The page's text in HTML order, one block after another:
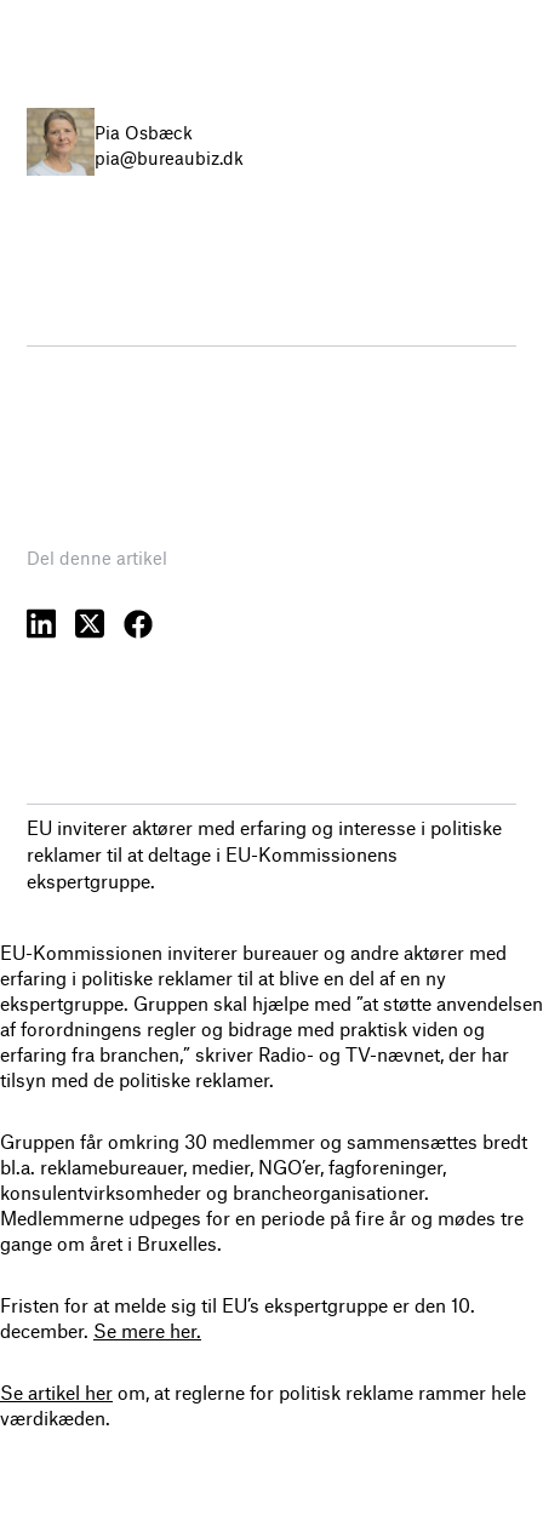
Pia Osbæck
pia@bureaubiz.dk
Del denne artikel
EU inviterer aktører med erfaring og interesse i politiske
reklamer til at deltage i EU-Kommissionens
ekspertgruppe.
EU-Kommissionen inviterer bureauer og andre aktører med
erfaring i politiske reklamer til at blive en del af en ny
ekspertgruppe. Gruppen skal hjælpe med ”at støtte anvendelsen
af forordningens regler og bidrage med praktisk viden og
erfaring fra branchen,” skriver Radio- og TV-nævnet, der har
tilsyn med de politiske reklamer.
Gruppen får omkring 30 medlemmer og sammensættes bredt
bl.a. reklamebureauer, medier, NGO’er, fagforeninger,
konsulentvirksomheder og brancheorganisationer.
Medlemmerne udpeges for en periode på fire år og mødes tre
gange om året i Bruxelles.
Fristen for at melde sig til EU’s ekspertgruppe er den 10.
december. Se mere her.
Se artikel her om, at reglerne for politisk reklame rammer hele
værdikæden.